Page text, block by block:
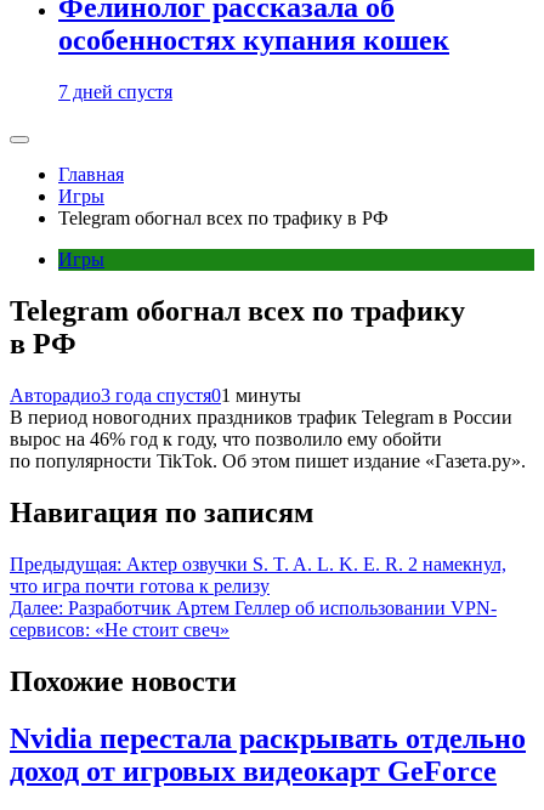
Фелинолог рассказала об
особенностях купания кошек
7 дней спустя
Главная
Игры
Telegram обогнал всех по трафику в РФ
Игры
Telegram обогнал всех по трафику
в РФ
Авторадио3 года спустя01 минуты
В период новогодних праздников трафик Telegram в России
вырос на 46% год к году, что позволило ему обойти
по популярности TikTok. Об этом пишет издание «Газета.ру».
Навигация по записям
Предыдущая: Актер озвучки S. T. A. L. K. E. R. 2 намекнул,
что игра почти готова к релизу
Далее: Разработчик Артем Геллер об использовании VPN-
сервисов: «Не стоит свеч»
Похожие новости
Nvidia перестала раскрывать отдельно
доход от игровых видеокарт GeForce